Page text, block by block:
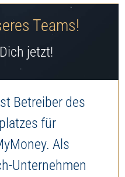
Teams!
jetzt!
Betreiber des
für
Als
Unternehmen